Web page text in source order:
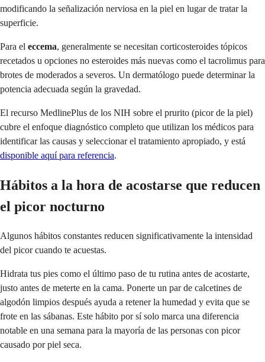
modificando la señalización nerviosa en la piel en lugar de tratar la
superficie.
Para el eccema, generalmente se necesitan corticosteroides tópicos
recetados u opciones no esteroides más nuevas como el tacrolimus para
brotes de moderados a severos. Un dermatólogo puede determinar la
potencia adecuada según la gravedad.
El recurso MedlinePlus de los NIH sobre el prurito (picor de la piel)
cubre el enfoque diagnóstico completo que utilizan los médicos para
identificar las causas y seleccionar el tratamiento apropiado, y está
disponible aquí para referencia.
Hábitos a la hora de acostarse que reducen
el picor nocturno
Algunos hábitos constantes reducen significativamente la intensidad
del picor cuando te acuestas.
Hidrata tus pies como el último paso de tu rutina antes de acostarte,
justo antes de meterte en la cama. Ponerte un par de calcetines de
algodón limpios después ayuda a retener la humedad y evita que se
frote en las sábanas. Este hábito por sí solo marca una diferencia
notable en una semana para la mayoría de las personas con picor
causado por piel seca.